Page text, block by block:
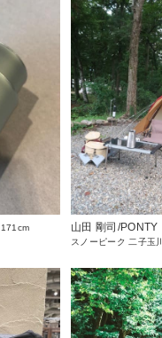
171cm
山田 剛司/PONTY
スノーピーク 二子玉川